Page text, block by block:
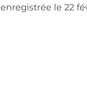
enregistrée le 22